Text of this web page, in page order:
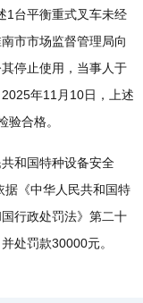
1台平衡重式叉车未经
市市场监督管理局向
停止使用，当事人于
年11月10日，上述
合格。
和国特种设备安全
据《中华人民共和国特
行政处罚法》第二十
处罚款30000元。